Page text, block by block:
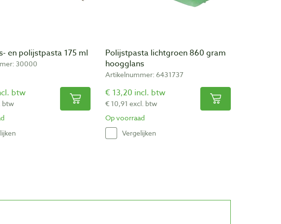
en polijstpasta 175 ml
30000
btw
btw
Polijstpasta lichtgroen 860 gram
hoogglans
Artikelnummer: 6431737
€ 13,20 incl. btw
€ 10,91 excl. btw
Op voorraad
Vergelijken